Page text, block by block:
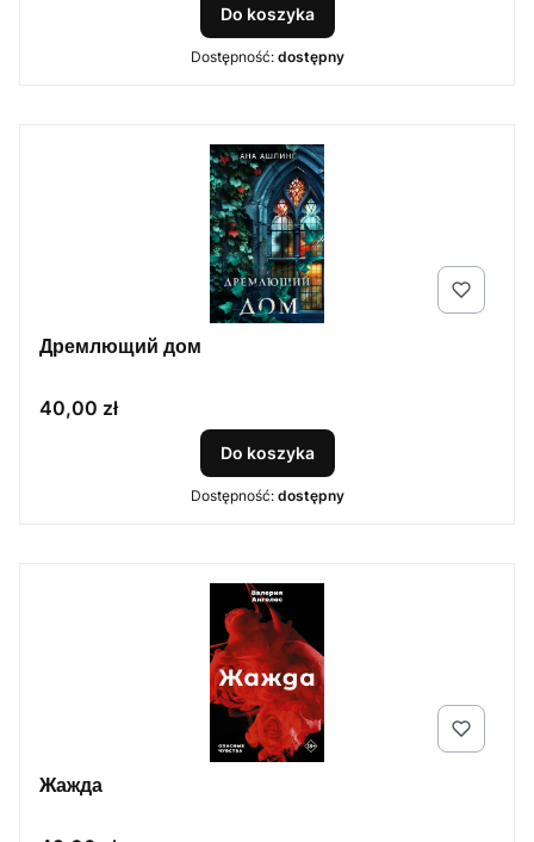
Do koszyka
Dostępność: dostępny
Дремлющий дом
Cena
40,00 zł
Do koszyka
Dostępność: dostępny
Жажда